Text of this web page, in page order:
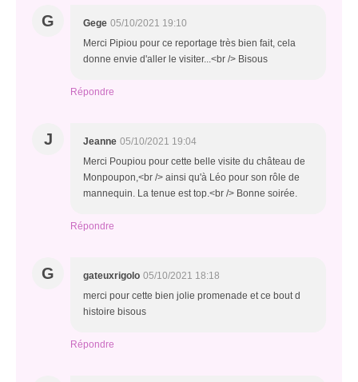
G Gege 05/10/2021 19:10
Merci Pipiou pour ce reportage très bien fait, cela
donne envie d'aller le visiter...<br /> Bisous
Répondre
J Jeanne 05/10/2021 19:04
Merci Poupiou pour cette belle visite du château de
Monpoupon,<br /> ainsi qu'à Léo pour son rôle de
mannequin. La tenue est top.<br /> Bonne soirée.
Répondre
G gateuxrigolo 05/10/2021 18:18
merci pour cette bien jolie promenade et ce bout d
histoire bisous
Répondre